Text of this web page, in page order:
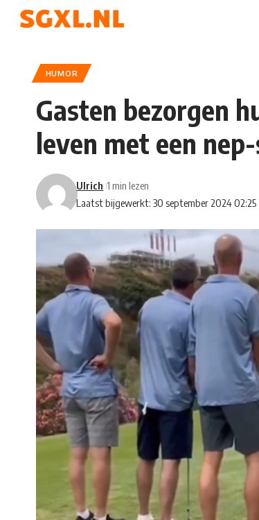
HUMOR
Gasten bezorgen
leven met een
Laatst bijgewerkt: 30 september 2024 02:25
Ulrich 1 min lezen